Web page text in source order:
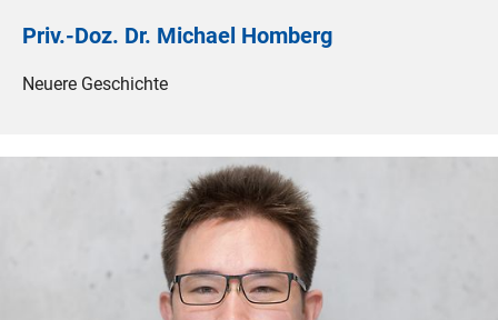
Priv.-Doz. Dr. Michael Homberg
Neuere Geschichte